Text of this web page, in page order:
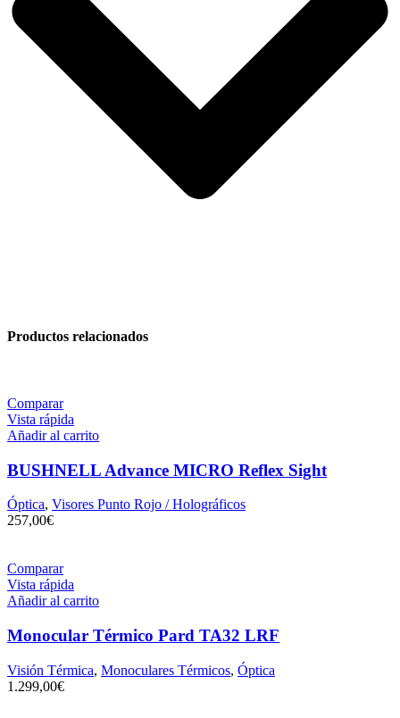
Productos relacionados
Comparar
Vista rápida
Añadir al carrito
BUSHNELL Advance MICRO Reflex Sight
Óptica, Visores Punto Rojo / Holográficos
257,00€
Comparar
Vista rápida
Añadir al carrito
Monocular Térmico Pard TA32 LRF
Visión Térmica, Monoculares Térmicos, Óptica
1.299,00€